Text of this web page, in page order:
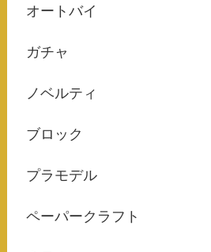
オートバイ
ガチャ
ノベルティ
ブロック
プラモデル
ペーパークラフト